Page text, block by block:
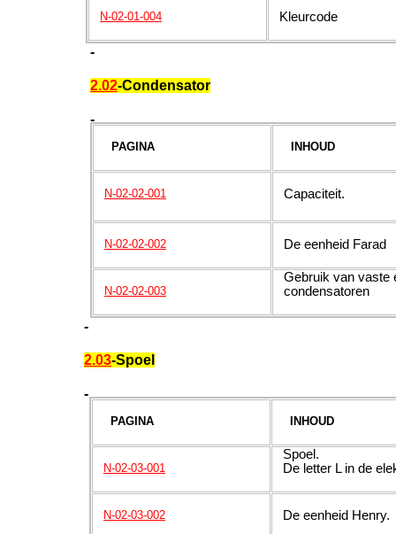
N-02-01-004 Kleurcode
-
2.02-Condensator
-
PAGINA INHOUD
N-02-02-001 C
N-02-02-002 De eenheid Farad
N-02-02-003
Gebruik van vaste
condensatoren
-
2.03-Spoel
-
PAGINA INHOUD
N-02-03-001
Spoel.
De letter L in de
N-02-03-002 De eenheid Henry.